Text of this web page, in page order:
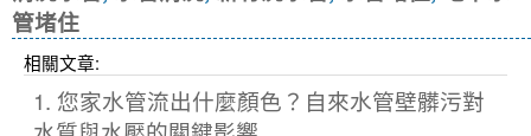
管堵住
相關文章:
1. 您家水管流出什麼顏色？自來水管壁髒污對